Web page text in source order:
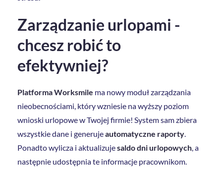
Zarządzanie urlopami -
chcesz robić to
efektywniej?
Platforma Worksmile ma nowy moduł zarządzania
nieobecnościami, który wzniesie na wyższy poziom
wnioski urlopowe w Twojej firmie! System sam zbiera
wszystkie dane i generujeautomatyczne raporty.
Ponadto wylicza i aktualizujesaldo dni urlopowych, a
następnie udostępnia te informacje pracownikom.